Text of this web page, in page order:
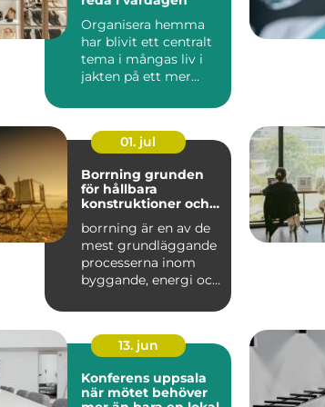
Organisera hemma
har blivit ett centralt
tema i mångas liv i
jakten på ett mer
01. jul
Borrning grunden
för hållbara
konstruktioner och
borrning är en av de
mest grundläggande
processerna inom
byggande, energi och
vä...
13. jun
Konferens uppsala
när mötet behöver